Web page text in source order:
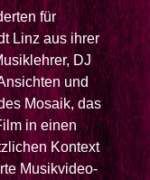
für
Linz aus ihrer
DJ
und
Mosaik, das
in einen
Kontext
Musikvideo-